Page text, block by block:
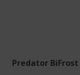
Predator BiFrost